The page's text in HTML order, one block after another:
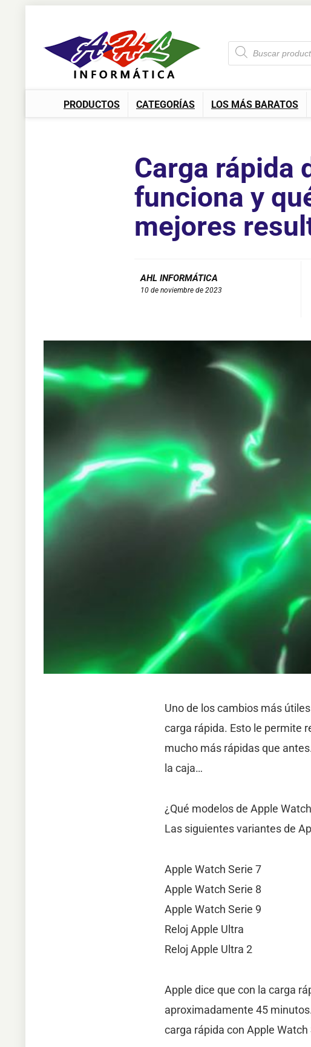
PRODUCTOS CATEGORÍAS LOS MÁS BARATOS
Carga rápida
funciona y
mejores
AHL INFORMÁTICA
10 de noviembre de 2023
Uno de los cambios más
carga rápida. Esto le permite
mucho más rápidas que
la caja…
¿Qué modelos de Apple
Las siguientes variantes de
Apple Watch Serie 7
Apple Watch Serie 8
Apple Watch Serie 9
Reloj Apple Ultra
Reloj Apple Ultra 2
Apple dice que con la carga
aproximadamente 45
carga rápida con Apple